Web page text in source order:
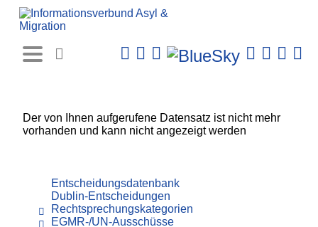
Der von Ihnen aufgerufene Datensatz ist nicht mehr
vorhanden und kann nicht angezeigt werden
Entscheidungsdatenbank
Dublin-Entscheidungen
Rechtsprechungskategorien
EGMR-/UN-Ausschüsse